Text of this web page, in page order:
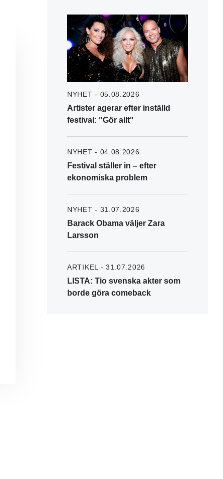
NYHET - 05.08.2026
Artister agerar efter inställd
festival: "Gör allt"
NYHET - 04.08.2026
Festival ställer in – efter
ekonomiska problem
NYHET - 31.07.2026
Barack Obama väljer Zara
Larsson
ARTIKEL - 31.07.2026
LISTA: Tio svenska akter som
borde göra comeback